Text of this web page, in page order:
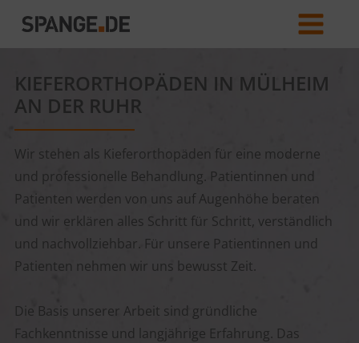
KIEFERORTHOPÄDEN IN MÜLHEIM
AN DER RUHR
Wir stehen als Kieferorthopäden für eine moderne
und professionelle Behandlung. Patientinnen und
Patienten werden von uns auf Augenhöhe beraten
und wir erklären alles Schritt für Schritt, verständlich
und nachvollziehbar. Für unsere Patientinnen und
Patienten nehmen wir uns bewusst Zeit.
Die Basis unserer Arbeit sind gründliche
Fachkenntnisse und langjährige Erfahrung. Das